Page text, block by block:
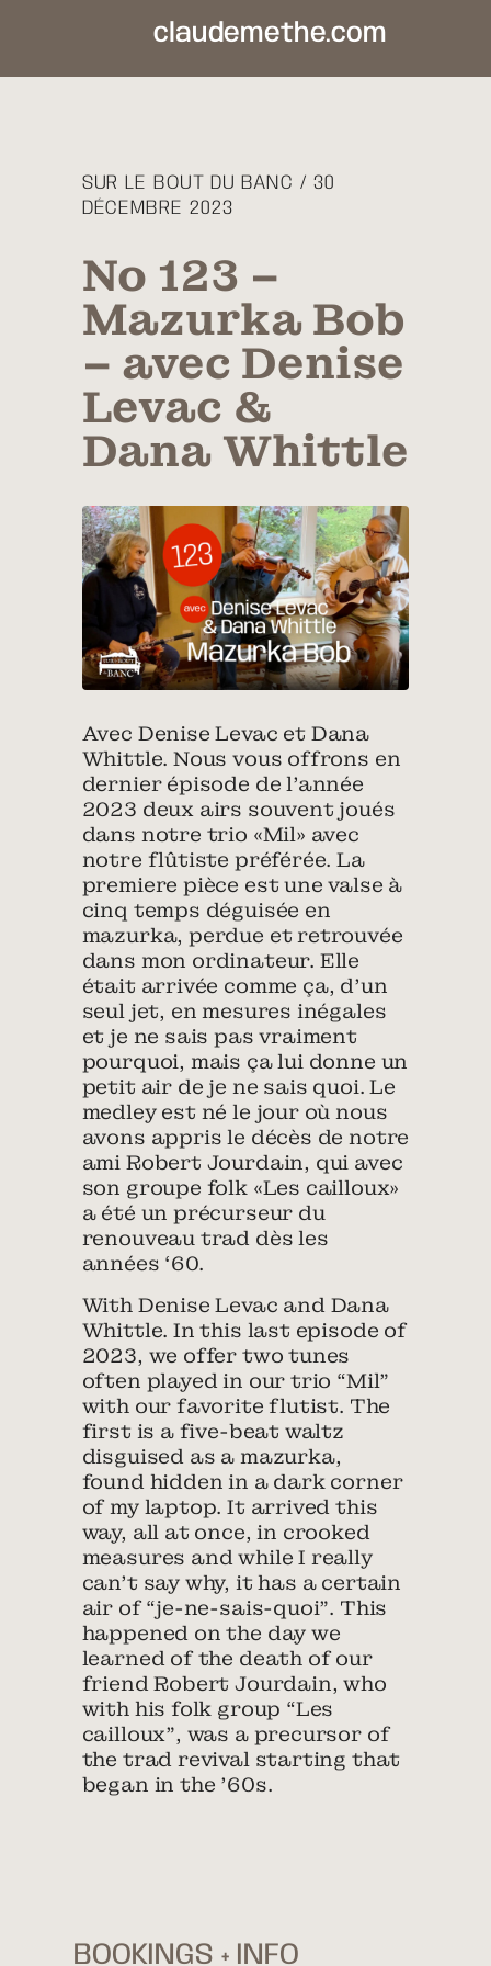
claudemethe.com
SUR LE BOUT DU BANC / 30
DÉCEMBRE 2023
No 123 –
Mazurka Bob
– avec Denise
Levac &
Dana Whittle
Avec Denise Levac et Dana
Whittle. Nous vous offrons en
dernier épisode de l’année
2023 deux airs souvent joués
dans notre trio «Mil» avec
notre flûtiste préférée. La
premiere pièce est une valse à
cinq temps déguisée en
mazurka, perdue et retrouvée
dans mon ordinateur. Elle
était arrivée comme ça, d’un
seul jet, en mesures inégales
et je ne sais pas vraiment
pourquoi, mais ça lui donne un
petit air de je ne sais quoi. Le
medley est né le jour où nous
avons appris le décès de notre
ami Robert Jourdain, qui avec
son groupe folk «Les cailloux»
a été un précurseur du
renouveau trad dès les
années ‘60.
With Denise Levac and Dana
Whittle. In this last episode of
2023, we offer two tunes
often played in our trio “Mil”
with our favorite flutist. The
first is a five-beat waltz
disguised as a mazurka,
found hidden in a dark corner
of my laptop. It arrived this
way, all at once, in crooked
measures and while I really
can’t say why, it has a certain
air of “je-ne-sais-quoi”. This
happened on the day we
learned of the death of our
friend Robert Jourdain, who
with his folk group “Les
cailloux”, was a precursor of
the trad revival starting that
began in the ’60s.
BOOKINGS + INFO